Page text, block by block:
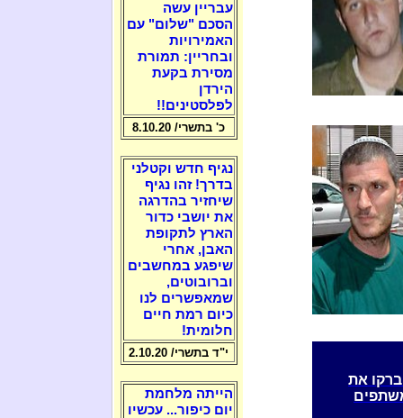
את
עבריין עשה
הסכם "שלום" עם
האמירויות
ובחריין: תמורת
מסירת בקעת
הירדן
לפלסטינים!!
כ' בתשרי/ 8.10.20
נגיף חדש וקטלני
בדרך! זהו נגיף
שיחזיר בהדרגה
את יושבי כדור
הארץ לתקופת
האבן, אחרי
שיפגע במחשבים
וברובוטים,
שמאפשרים לנו
כיום רמת חיים
חלומית!
י"ד בתשרי/ 2.10.20
הייתה מלחמת
יום כיפור... עכשיו